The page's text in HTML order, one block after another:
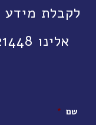
לקבלת מידע
שם *